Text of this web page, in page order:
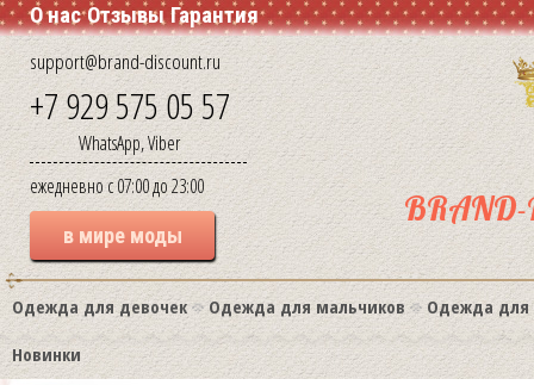
О нас Отзывы Гарантия
support@brand-discount.ru
+7 929 575 05 57
WhatsApp, Viber
ежедневно с 07:00 до 23:00
в мире моды
BRAND-
Одежда для девочек Одежда для мальчиков
Одежда для
Новинки